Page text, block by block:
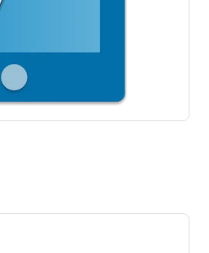
New Window